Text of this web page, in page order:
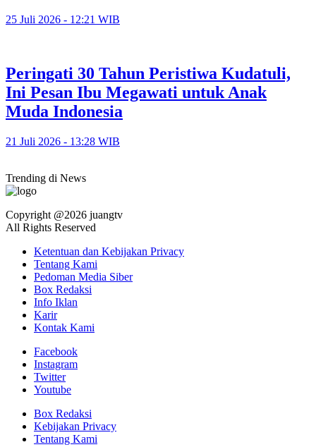
25 Juli 2026 - 12:21 WIB
Peringati 30 Tahun Peristiwa Kudatuli,
Ini Pesan Ibu Megawati untuk Anak
Muda Indonesia
21 Juli 2026 - 13:28 WIB
Trending di News
Copyright @2026 juangtv
All Rights Reserved
Ketentuan dan Kebijakan Privacy
Tentang Kami
Pedoman Media Siber
Box Redaksi
Info Iklan
Karir
Kontak Kami
Facebook
Instagram
Twitter
Youtube
Box Redaksi
Kebijakan Privacy
Tentang Kami